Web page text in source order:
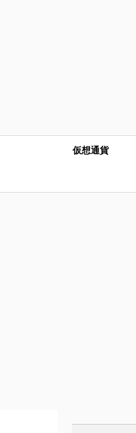
仮想通貨